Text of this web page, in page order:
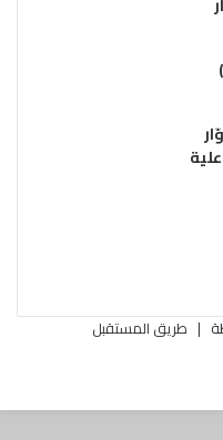
زوهو تطلق حل نقاط البيع (POS)
طريق المستقبل